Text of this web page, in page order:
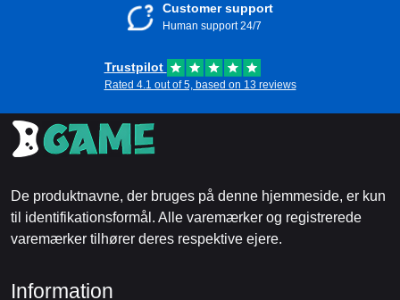
Customer support
Human support 24/7
Trustpilot
Rated 4.1 out of 5, based on 13 reviews
De produktnavne, der bruges på denne hjemmeside, er kun
til identifikationsformål. Alle varemærker og registrerede
varemærker tilhører deres respektive ejere.
Information